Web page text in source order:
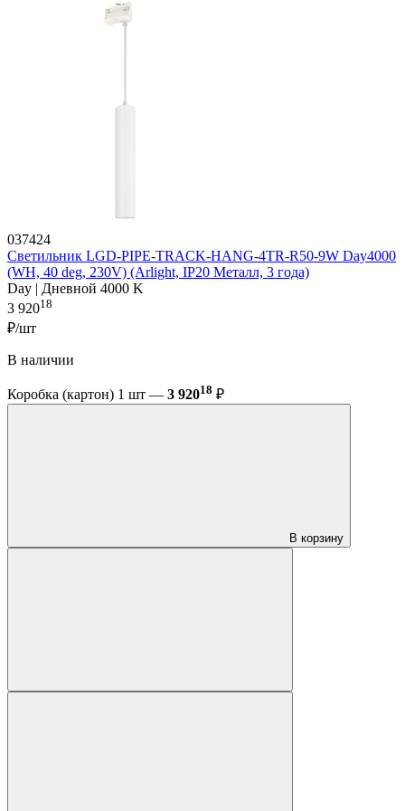
037424
Светильник LGD-PIPE-TRACK-HANG-4TR-R50-9W Day4000
(WH, 40 deg, 230V) (Arlight, IP20 Металл, 3 года)
Day | Дневной 4000 K
3 92018
₽/шт
В наличии
Коробка (картон) 1 шт — 3 92018 ₽
В корзину